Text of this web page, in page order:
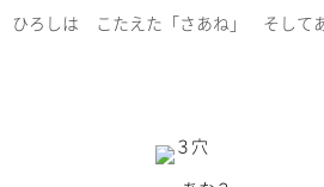
ひろしは こたえた「さあね」 そして